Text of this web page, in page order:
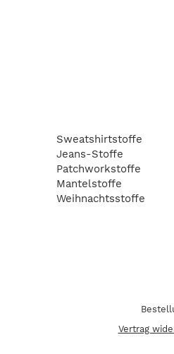
Sweatshirtstoffe
Jeans-Stoffe
Patchworkstoffe
Mantelstoffe
Weihnachtsstoffe
Vertrag